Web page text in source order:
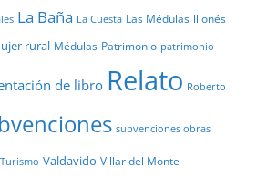
La Baña La Cuesta Las Médulas llionés
rural Médulas Patrimonio patrimonio
de libro Relato Roberto
subvenciones obras
Turismo Valdavido Villar del Monte